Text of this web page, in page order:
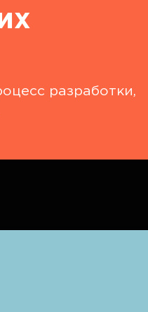
разработки,